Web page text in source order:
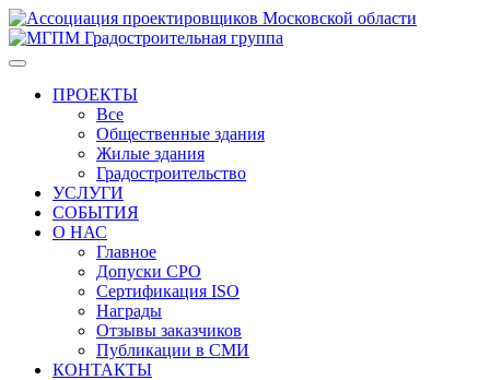
ПРОЕКТЫ
Все
Общественные здания
Жилые здания
Градостроительство
УСЛУГИ
СОБЫТИЯ
О НАС
Главное
Допуски СРО
Сертификация ISO
Награды
Отзывы заказчиков
Публикации в СМИ
КОНТАКТЫ